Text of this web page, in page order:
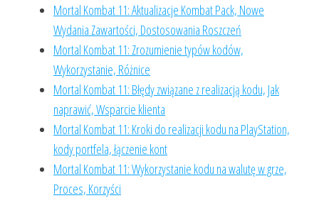
Mortal Kombat 11: Aktualizacje Kombat Pack, Nowe
Wydania Zawartości, Dostosowania Roszczeń
Mortal Kombat 11: Zrozumienie typów kodów,
Wykorzystanie, Różnice
Mortal Kombat 11: Błędy związane z realizacją kodu, Jak
naprawić, Wsparcie klienta
Mortal Kombat 11: Kroki do realizacji kodu na PlayStation,
kody portfela, łączenie kont
Mortal Kombat 11: Wykorzystanie kodu na walutę w grze,
Proces, Korzyści